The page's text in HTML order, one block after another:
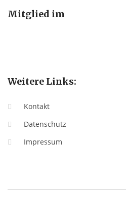
Mitglied im
Weitere Links:
Kontakt
Datenschutz
Impressum